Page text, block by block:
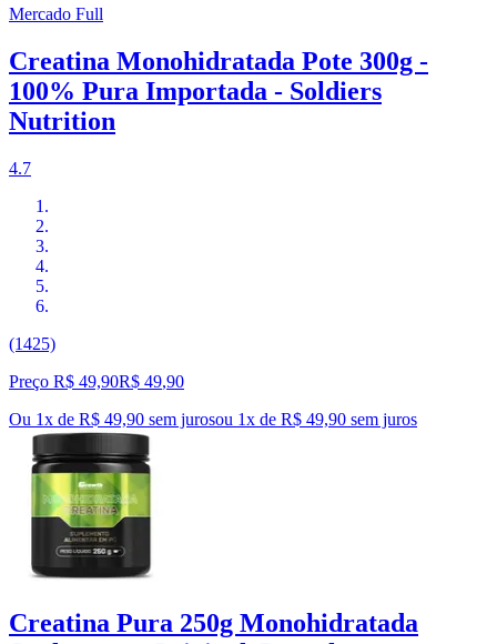
Mercado Full
Creatina Monohidratada Pote 300g -
100% Pura Importada - Soldiers
Nutrition
4.7
(1425)
Preço R$ 49,90R$ 49,90
Ou 1x de R$ 49,90 sem jurosou 1x de R$ 49,90 sem juros
Creatina Pura 250g Monohidratada